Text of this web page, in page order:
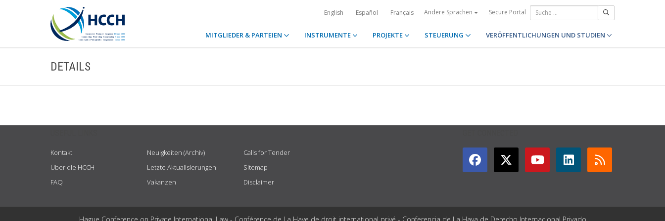
English Español Français Andere Sprachen Secure Portal
MITGLIEDER & PARTEIEN INSTRUMENTE PROJEKTE STEUERUNG VERÖFFENTLICHUNGEN UND STUDIEN
DETAILS
Kontakt
Über die HCCH
FAQ
Neuigkeiten (Archiv)
Letzte Aktualisierungen
Vakanzen
Calls for Tender
Sitemap
Disclaimer